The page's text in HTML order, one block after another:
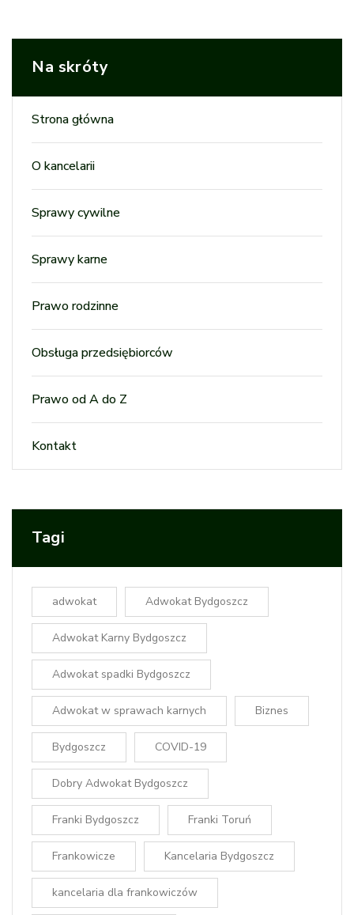
Na skróty
Strona główna
O kancelarii
Sprawy cywilne
Sprawy karne
Prawo rodzinne
Obsługa przedsiębiorców
Prawo od A do Z
Kontakt
Tagi
adwokat Adwokat Bydgoszcz
Adwokat Karny Bydgoszcz
Adwokat spadki Bydgoszcz
Adwokat w sprawach karnych Biznes
Bydgoszcz COVID-19
Dobry Adwokat Bydgoszcz
Franki Bydgoszcz Franki Toruń
Frankowicze Kancelaria Bydgoszcz
kancelaria dla frankowiczów